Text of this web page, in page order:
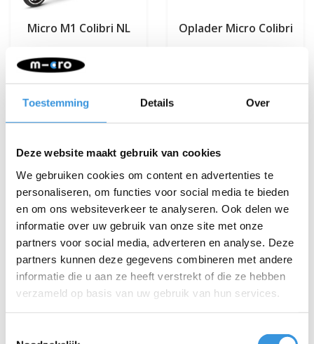
Toestemming Details Over
Deze website maakt gebruik van cookies
We gebruiken cookies om content en advertenties te
personaliseren, om functies voor social media te bieden
en om ons websiteverkeer te analyseren. Ook delen we
informatie over uw gebruik van onze site met onze
partners voor social media, adverteren en analyse. Deze
partners kunnen deze gegevens combineren met andere
informatie die u aan ze heeft verstrekt of die ze hebben
verzameld op basis van uw gebruik van hun services.
Micro M1 Colibri NL
€899,95
Deliverytime
Oplader Micro Colibri
Deliverytime